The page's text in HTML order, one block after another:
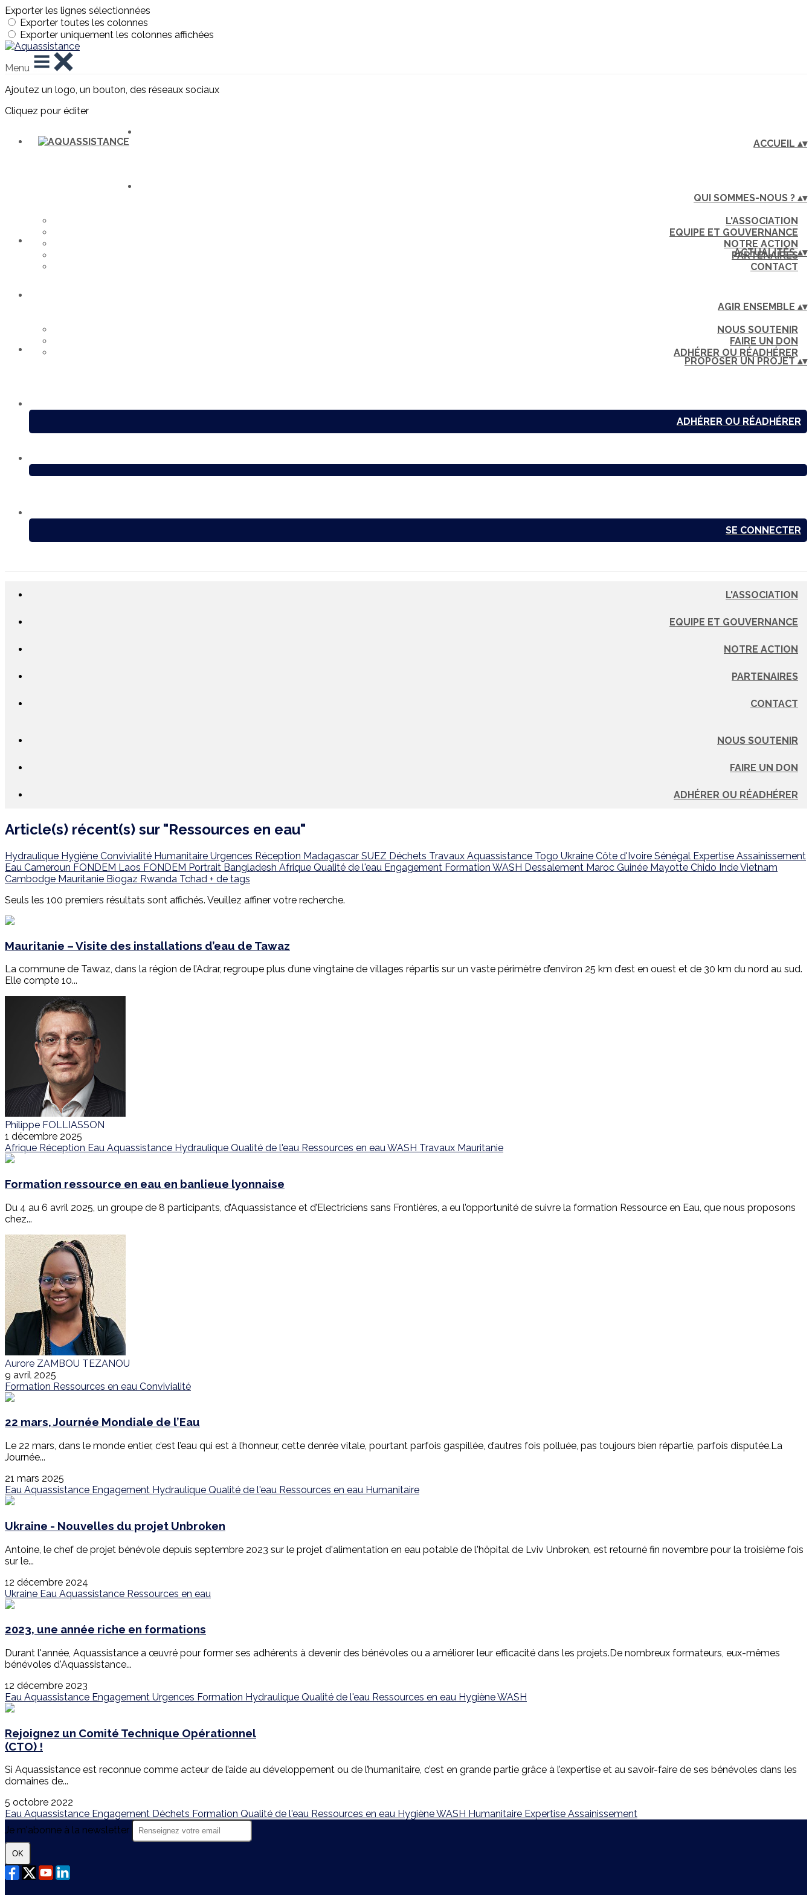
Exporter les lignes sélectionnées
Exporter toutes les colonnes
Exporter uniquement les colonnes affichées
Menu
Ajoutez un logo, un bouton, des réseaux sociaux
Cliquez pour éditer
ACCUEIL ▴▾
QUI SOMMES-NOUS ? ▴▾
L'ASSOCIATION
EQUIPE ET GOUVERNANCE
NOTRE ACTION
PARTENAIRES
CONTACT
ACTUALITÉS▴▾
AGIR ENSEMBLE ▴▾
NOUS SOUTENIR
FAIRE UN DON
ADHÉRER OU RÉADHÉRER
PROPOSER UN PROJET▴▾
ADHÉRER OU RÉADHÉRER
SE CONNECTER
L'ASSOCIATION
EQUIPE ET GOUVERNANCE
NOTRE ACTION
PARTENAIRES
CONTACT
NOUS SOUTENIR
FAIRE UN DON
ADHÉRER OU RÉADHÉRER
Article(s) récent(s) sur "Ressources en eau"
Hydraulique Hygiène Convivialité Humanitaire Urgences Réception Madagascar SUEZ Déchets Travaux Aquassistance Togo Ukraine Côte d'Ivoire Sénégal Expertise Assainissement
Eau Cameroun FONDEM Laos FONDEM Portrait Bangladesh Afrique Qualité de l'eau Engagement Formation WASH Dessalement Maroc Guinée Mayotte Chido IndeVietnam
Cambodge Mauritanie Biogaz Rwanda Tchad + de tags
Seuls les 100 premiers résultats sont affichés. Veuillez affiner votre recherche.
Mauritanie – Visite des installations d’eau de Tawaz
La commune de Tawaz, dans la région de l’Adrar, regroupe plus d’une vingtaine de villages répartis sur un vaste périmètre d’environ 25 km d’est en ouest et de 30 km du nord au sud.
Elle compte 10...
Philippe FOLLIASSON
1 décembre 2025
Afrique Réception Eau Aquassistance Hydraulique Qualité de l'eau Ressources en eauWASH Travaux Mauritanie
Formation ressource en eau en banlieue lyonnaise
Du 4 au 6 avril 2025, un groupe de 8 participants, d’Aquassistance et d’Electriciens sans Frontières, a eu l’opportunité de suivre la formation Ressource en Eau, que nous proposons
chez...
Aurore ZAMBOU TEZANOU
9 avril 2025
Formation Ressources en eau Convivialité
22 mars, Journée Mondiale de l’Eau
Le 22 mars, dans le monde entier, c’est l’eau qui est à l’honneur, cette denrée vitale, pourtant parfois gaspillée, d’autres fois polluée, pas toujours bien répartie, parfois disputée.La
Journée...
21 mars 2025
Eau Aquassistance Engagement Hydraulique Qualité de l'eau Ressources en eau Humanitaire
Ukraine - Nouvelles du projet Unbroken
Antoine, le chef de projet bénévole depuis septembre 2023 sur le projet d'alimentation en eau potable de l'hôpital de Lviv Unbroken, est retourné fin novembre pour la troisième fois
sur le...
12 décembre 2024
Ukraine Eau Aquassistance Ressources en eau
2023, une année riche en formations
Durant l'année, Aquassistance a œuvré pour former ses adhérents à devenir des bénévoles ou a améliorer leur efficacité dans les projets.De nombreux formateurs, eux-mêmes
bénévoles d'Aquassistance...
12 décembre 2023
Eau Aquassistance Engagement Urgences Formation Hydraulique Qualité de l'eau Ressources en eau HygièneWASH
Rejoignez un Comité Technique Opérationnel
(CTO) !
Si Aquassistance est reconnue comme acteur de l’aide au développement ou de l’humanitaire, c’est en grande partie grâce à l’expertise et au savoir-faire de ses bénévoles dans les
domaines de...
5 octobre 2022
Eau Aquassistance Engagement Déchets Formation Qualité de l'eau Ressources en eau HygièneWASH Humanitaire Expertise Assainissement
Je m'abonne à la newsletter
OK